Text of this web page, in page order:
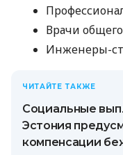
Врачи
Инженеры-
ЧИТАЙТЕ ТАКЖЕ
Социальные
Эстония
компенсации